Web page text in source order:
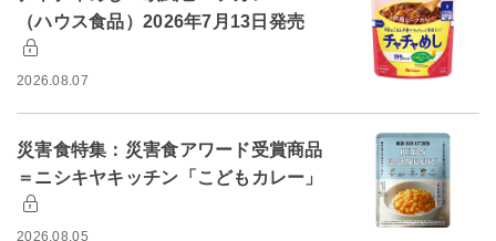
（ハウス食品）2026年7月13日発売
2026.08.07
災害食特集：災害食アワード受賞商品
＝ニシキヤキッチン「こどもカレー」
2026.08.05